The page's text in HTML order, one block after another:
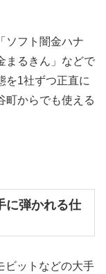
ソフト闇金ハナ
まるきん」などで
を1社ずつ正直に
町からでも使える
に弾かれる仕
ビットなどの大手